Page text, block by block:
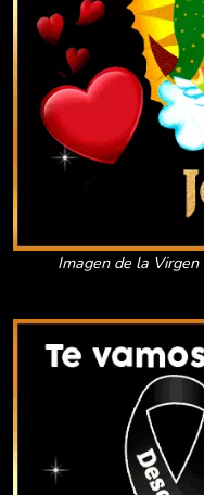
Imagen de la